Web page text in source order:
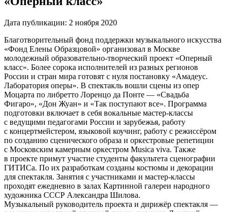
Дата публикации: 2 ноября 2020
Благотворительный фонд поддержки музыкального искусства
«Фонд Елены Образцовой» организовал в Москве
молодежный образовательно-творческий проект «Оперный
класс». Более сорока исполнителей из разных регионов
России и стран мира готовят с нуля постановку «Амадеус.
Лаборатория оперы». В спектакль вошли сцены из опер
Моцарта по либретто Лоренцо да Понте — «Свадьба
Фигаро», «Дон Жуан» и «Так поступают все». Программа
подготовки включает в себя вокальные мастер-классы
с ведущими педагогами России и зарубежья, работу
с концертмейстером, языковой коучинг, работу с режиссёром
по созданию сценического образа и оркестровые репетиции
с Московским камерным оркестром Musica viva. Также
в проекте примут участие студенты факультета сценографии
ГИТИСа. По их разработкам созданы костюмы и декорации
для спектакля. Занятия с участниками и мастер-классы
проходят ежедневно в залах Картинной галереи народного
художника СССР Александра Шилова.
Музыкальный руководитель проекта и дирижёр спектакля —